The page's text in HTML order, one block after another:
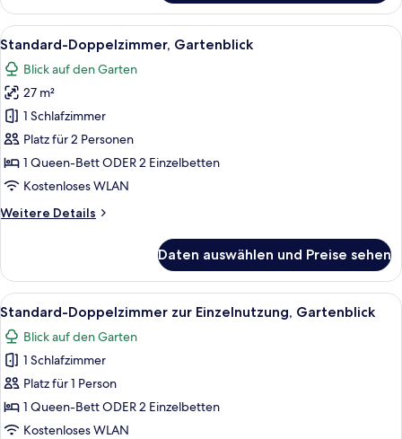
Penthouse,
Balkon,
Buchtblick
Alle
Fotos
für
Standard-
Doppelzimmer,
Gartenblick
anzeigen
Ein Hotelzimmer mit einem großen
8
Standard-Doppelzimmer, Gartenblick
Blick auf den Garten
27 m²
1 Schlafzimmer
Platz für 2 Personen
1 Queen-Bett ODER 2 Einzelbetten
Kostenloses WLAN
Weitere Details
Weitere
Doppelzimmer,
Gartenblick
Daten auswählen und Preise sehen
Alle
Fotos
für
Standard-
Doppelzimmer
zur
Einzelnutzung,
Ein Hotelzimmer mit einem Bett,
7
Standard-Doppelzimmer zur Einzelnutzung, Gartenblick
Blick auf den Garten
1 Schlafzimmer
Platz für 1 Person
1 Queen-Bett ODER 2 Einzelbetten
Kostenloses WLAN